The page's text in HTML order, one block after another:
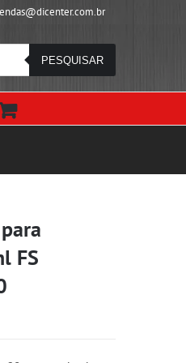
PESQUISAR
FS